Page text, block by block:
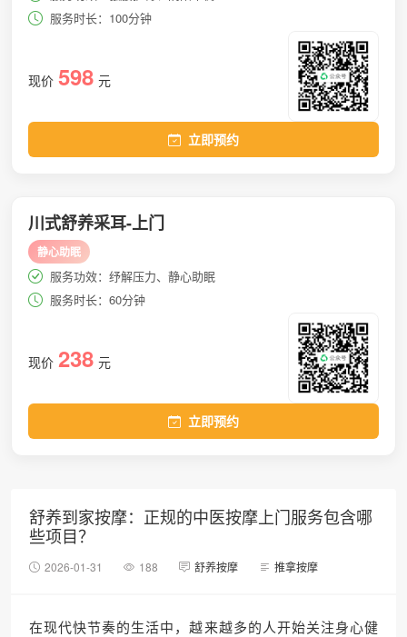
服务时长：100分钟
现价 598 元
立即预约
川式舒养采耳-上门
静心助眠
服务功效：纾解压力、静心助眠
服务时长：60分钟
现价 238 元
立即预约
舒养到家按摩：正规的中医按摩上门服务包含哪
些项目？
2026-01-31 188 舒养按摩 推拿按摩
在现代快节奏的生活中，越来越多的人开始关注身心健